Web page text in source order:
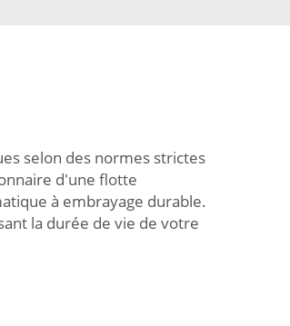
selon des normes strictes
d'une flotte
à embrayage durable.
la durée de vie de votre